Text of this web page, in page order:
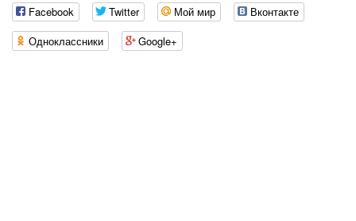
Facebook Twitter Мой мир
Вконтакте
Одноклассники
Google+